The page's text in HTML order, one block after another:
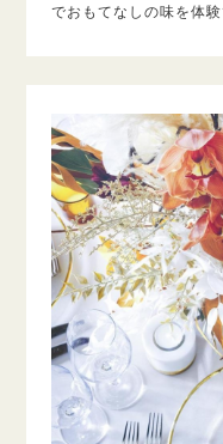
でおもてなしの味を体験